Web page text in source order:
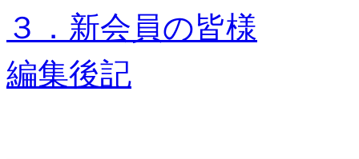
３．新会員の皆様
編集後記